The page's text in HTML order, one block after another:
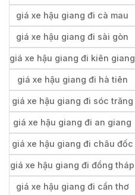
giá xe hậu giang đi cà mau
giá xe hậu giang đi sài gòn
giá xe hậu giang đi kiên giang
giá xe hậu giang đi hà tiên
giá xe hậu giang đi sóc trăng
giá xe hậu giang đi an giang
giá xe hậu giang đi châu đốc
giá xe hậu giang đi đồng tháp
giá xe hậu giang đi cần thơ